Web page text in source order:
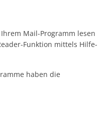
Mail-Programm lesen
Funktion mittels Hilfe-
haben die